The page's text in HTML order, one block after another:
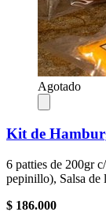
Agotado
Kit de
6 patties de 200gr
pepinillo), Salsa de
$ 186.000